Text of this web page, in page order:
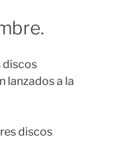
discos
lanzados a la
discos